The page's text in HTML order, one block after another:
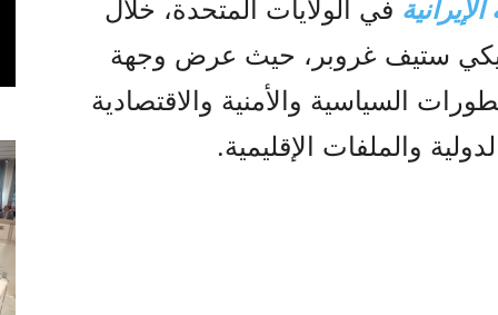
في الولايات المتحدة، خلال
ستيف غروبر، حيث عرض وجهة
السياسية والأمنية والاقتصادية
والملفات الإقليمية.